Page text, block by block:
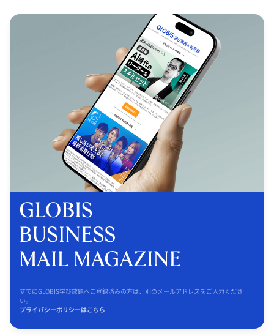
すでにGLOBIS学び放題へご登録済みの方は、別のメールアドレスをご入力くださ
い。
プライバシーポリシーはこちら